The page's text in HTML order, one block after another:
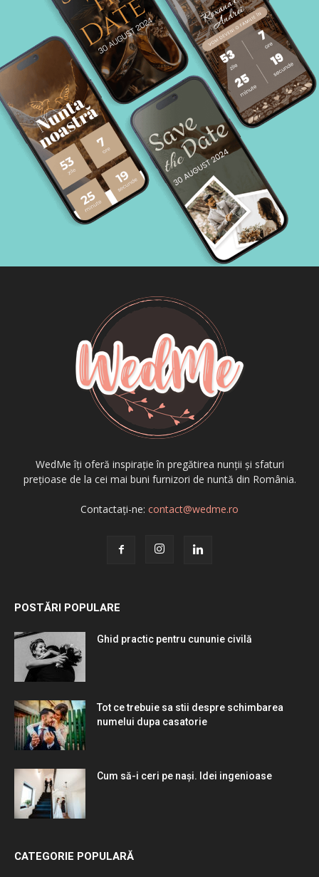
WedMe îți oferă inspirație în pregătirea nunții și sfaturi
prețioase de la cei mai buni furnizori de nuntă din România.
Contactați-ne: contact@wedme.ro
POSTĂRI POPULARE
Ghid practic pentru cununie civilă
Tot ce trebuie sa stii despre schimbarea
numelui dupa casatorie
Cum să-i ceri pe nași. Idei ingenioase
CATEGORIE POPULARĂ